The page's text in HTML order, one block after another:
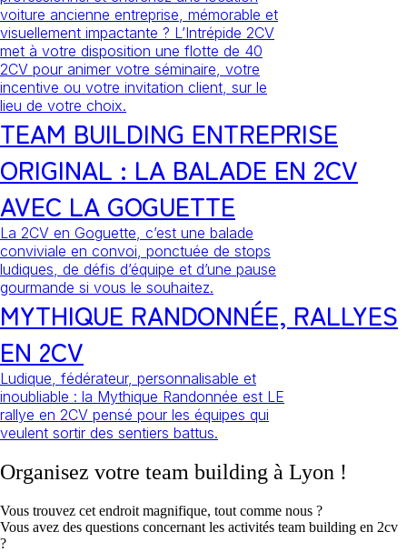
voiture ancienne entreprise, mémorable et
visuellement impactante ? L’Intrépide 2CV
met à votre disposition une flotte de 40
2CV pour animer votre séminaire, votre
incentive ou votre invitation client, sur le
lieu de votre choix.
TEAM BUILDING ENTREPRISE
ORIGINAL : LA BALADE EN 2CV
AVEC LA GOGUETTE
La 2CV en Goguette, c’est une balade
conviviale en convoi, ponctuée de stops
ludiques, de défis d’équipe et d’une pause
gourmande si vous le souhaitez.
MYTHIQUE RANDONNÉE, RALLYES
EN 2CV
Ludique, fédérateur, personnalisable et
inoubliable : la Mythique Randonnée est LE
rallye en 2CV pensé pour les équipes qui
veulent sortir des sentiers battus.
Organisez votre team building à Lyon !
Vous trouvez cet endroit magnifique, tout comme nous ?
Vous avez des questions concernant les activités team building en 2cv
?